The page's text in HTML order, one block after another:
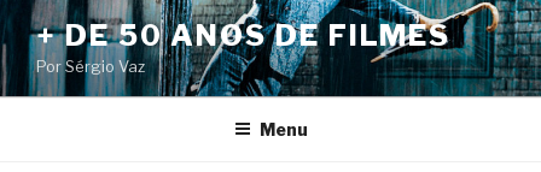
Pular
para
o
conteúdo
+ DE 50 ANOS DE FILMES
Por Sérgio Vaz
Menu